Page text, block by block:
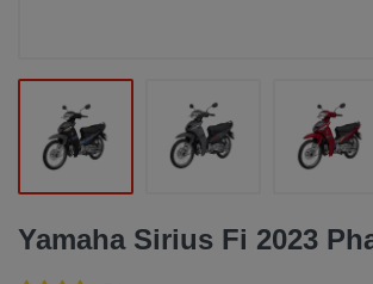
Yamaha Sirius Fi 2023